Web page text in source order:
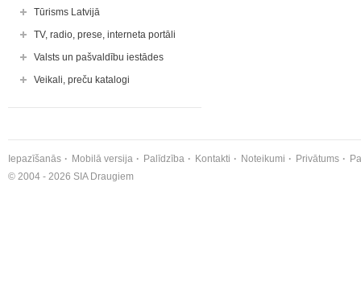
Tūrisms Latvijā
TV, radio, prese, interneta portāli
Valsts un pašvaldību iestādes
Veikali, preču katalogi
Iepazīšanās Mobilā versija Palīdzība Kontakti Noteikumi Privātums
© 2004 - 2026 SIA Draugiem